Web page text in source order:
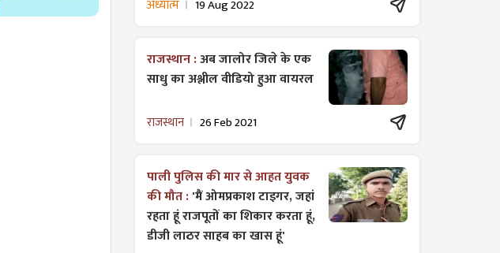
अध्यात्म 19 Aug 2022
राजस्थान :अब जालोर जिले के एक
साधु का अश्लील वीडियो हुआ वायरल
राजस्थान 26 Feb 2021
पाली पुलिस की मार से आहत युवक
की मौत :'मैं ओमप्रकाश टाइगर, जहां
रहता हूं राजपूतों का शिकार करता हूं,
डीजी लाठर साहब का खास हूं'